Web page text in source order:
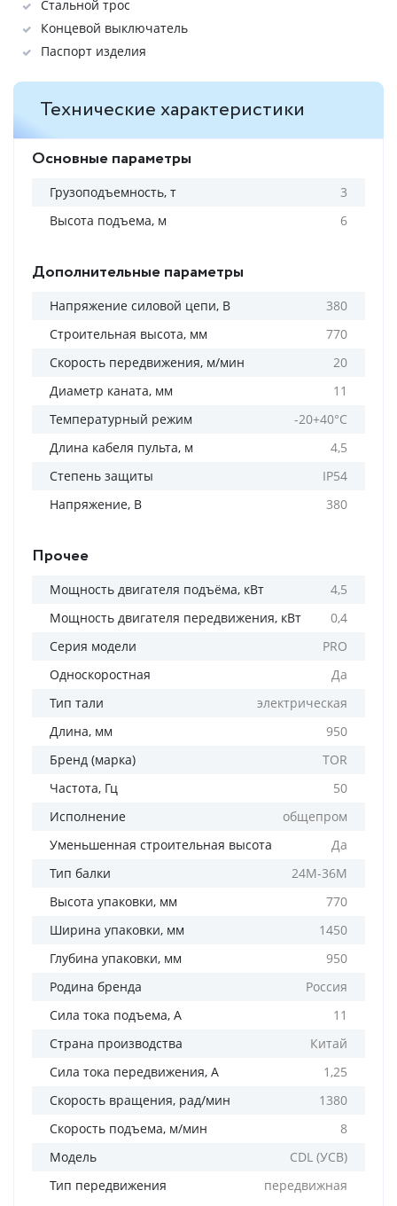
Стальной трос
Концевой выключатель
Паспорт изделия
Технические характеристики
Основные параметры
Грузоподъемность, т
3
Высота подъема, м
6
Дополнительные параметры
Напряжение силовой цепи, В
380
Строительная высота, мм
770
Скорость передвижения, м/мин
20
Диаметр каната, мм
11
Температурный режим
-20+40°C
Длина кабеля пульта, м
4,5
Степень защиты
IP54
Напряжение, В
380
Прочее
Мощность двигателя подъёма, кВт
4,5
Мощность двигателя передвижения, кВт
0,4
Серия модели
PRO
Односкоростная
Да
Тип тали
электрическая
Длина, мм
950
Бренд (марка)
TOR
Частота, Гц
50
Исполнение
общепром
Уменьшенная строительная высота
Да
Тип балки
24М-36М
Высота упаковки, мм
770
Ширина упаковки, мм
1450
Глубина упаковки, мм
950
Родина бренда
Россия
Сила тока подъема, А
11
Страна производства
Китай
Сила тока передвижения, А
1,25
Скорость вращения, рад/мин
1380
Скорость подъема, м/мин
8
Модель
CDL (УСВ)
Тип передвижения
передвижная